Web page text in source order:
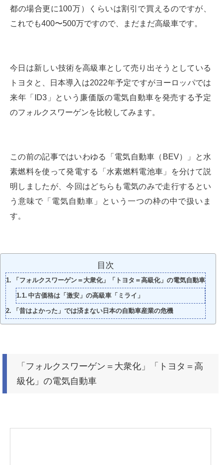
都の場合更に100万）くらいは割引で買えるのですが、
これでも400〜500万ですので、まだまだ高級車です。
今日は新しい技術を高級車として売り出そうとしている
トヨタと、日本導入は2022年予定ですがヨーロッパでは
来年「ID3」という廉価版の電気自動車を発売する予定
のフォルクスワーゲンを比較してみます。
この前の記事ではいわゆる「電気自動車（BEV）」と水
素燃料を使って発電する「水素燃料電池車」を分けて説
明しましたが、今回はどちらも電気のみで走行するとい
う意味で「電気自動車」という一つの枠の中で扱いま
す。
目次
「フォルクスワーゲン＝大衆化」「トヨタ＝高級化」の電気自動車
中古価格は「激安」の高級車「ミライ」
「昔はよかった」では済まない日本の自動車産業の危機
「フォルクスワーゲン＝大衆化」「トヨタ＝高
級化」の電気自動車